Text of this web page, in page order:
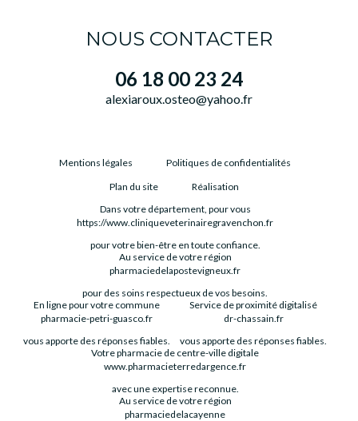
NOUS CONTACTER
06 18 00 23 24
alexiaroux.osteo@yahoo.fr
Mentions légales
Politiques de confidentialités
Plan du site
Réalisation
Dans votre département, pour vous
https://www.cliniqueveterinairegravenchon.fr
pour votre bien-être en toute confiance.
Au service de votre région
pharmaciedelapostevigneux.fr
pour des soins respectueux de vos besoins.
En ligne pour votre commune
pharmacie-petri-guasco.fr
vous apporte des réponses fiables.
Service de proximité digitalisé
dr-chassain.fr
vous apporte des réponses fiables.
Votre pharmacie de centre-ville digitale
www.pharmacieterredargence.fr
avec une expertise reconnue.
Au service de votre région
pharmaciedelacayenne